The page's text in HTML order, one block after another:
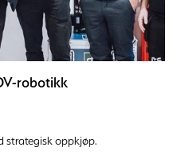
robotikk
strategisk oppkjøp.